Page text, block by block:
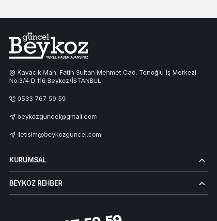
Kavacık Mah. Fatih Sultan Mehmet Cad. Tonoğlu İş Merkezi
No:3/4 D:116 Beykoz/İSTANBUL
0533 767 59 59
beykozguncel@gmail.com
iletisim@beykozguncel.com
KURUMSAL
BEYKOZ REHBER